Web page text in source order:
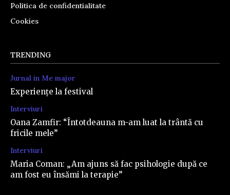
Politica de confidentialitate
Cookies
TRENDING
Jurnal in Me major
Experiențe la festival
Interviuri
Oana Zamfir: “Întotdeauna m-am luat la trântă cu
fricile mele”
Interviuri
Maria Coman: „Am ajuns să fac psihologie după ce
am fost eu însămi la terapie”